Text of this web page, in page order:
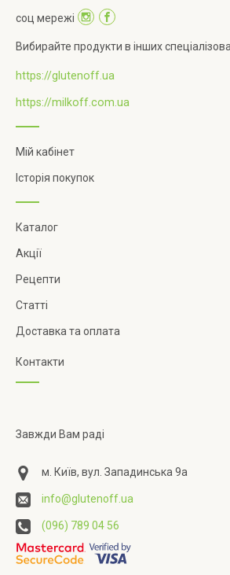
соц мережі
Вибирайте продукти в інших
https://glutenoff.ua
https://milkoff.com.ua
Мій кабінет
Історія покупок
Каталог
Акції
Рецепти
Статті
Доставка та оплата
Контакти
Завжди Вам раді
м. Київ, вул. Западинська 9а
info@glutenoff.ua
(096) 789 04 56